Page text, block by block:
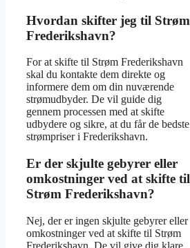
Hvordan skifter jeg til Strøm
Frederikshavn?
For at skifte til Strøm Frederikshavn
skal du kontakte dem direkte og
informere dem om din nuværende
strømudbyder. De vil guide dig
gennem processen med at skifte
udbydere og sikre, at du får de bedste
strømpriser i Frederikshavn.
Er der skjulte gebyrer eller
omkostninger ved at skifte til
Strøm Frederikshavn?
Nej, der er ingen skjulte gebyrer eller
omkostninger ved at skifte til Strøm
Frederikshavn. De vil give dig klare